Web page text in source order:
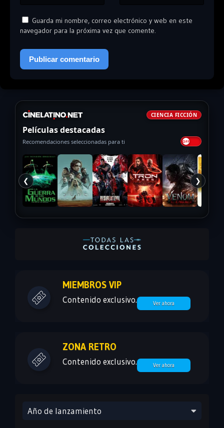
Guarda mi nombre, correo electrónico y web en este
navegador para la próxima vez que comente.
CIENCIA FICCIÓN
Películas destacadas
Recomendaciones seleccionadas para ti
❮ ❯
MIEMBROS VIP
Contenido exclusivo. Ver ahora
ZONA RETRO
Contenido exclusivo. Ver ahora
Año de lanzamiento